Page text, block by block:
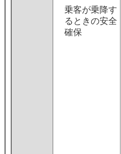
乗客が乗降す
るときの安全
確保